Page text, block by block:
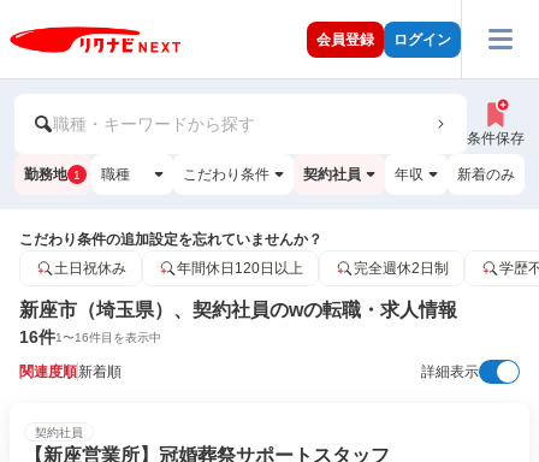
会員登録 ログイン
職種・キーワードから探す
条件保存
勤務地 1 職種 こだわり条件 契約社員 年収 新着のみ
こだわり条件の追加設定を忘れていませんか？
土日祝休み
年間休日120日以上 完全週休2日制 学歴
新座市（埼玉県）、契約社員のwの転職・求人情報
16件1〜16件目を表示中
関連度順新着順 詳細表示
契約社員
【新座営業所】冠婚葬祭サポートスタッフ